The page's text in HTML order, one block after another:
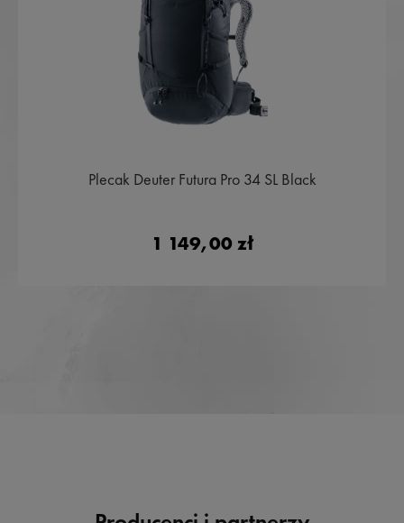
Plecak Deuter Futura Pro 34 SL Black
1 149,00 zł